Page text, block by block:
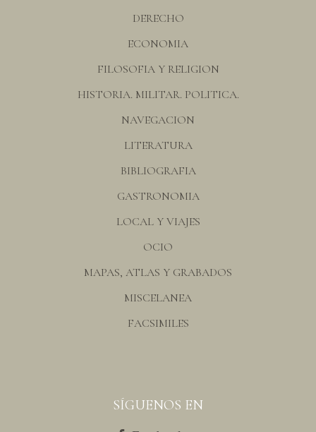
DERECHO
ECONOMIA
FILOSOFIA Y RELIGION
HISTORIA. MILITAR. POLITICA.
NAVEGACION
LITERATURA
BIBLIOGRAFIA
GASTRONOMIA
LOCAL Y VIAJES
OCIO
MAPAS, ATLAS Y GRABADOS
MISCELANEA
FACSIMILES
SÍGUENOS EN